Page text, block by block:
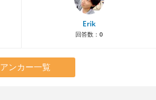
Erik
回答数： 0
アンカー一覧